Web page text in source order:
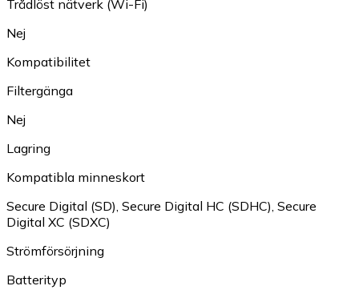
Trådlöst nätverk (Wi-Fi)
Nej
Kompatibilitet
Filtergänga
Nej
Lagring
Kompatibla minneskort
Secure Digital (SD) Secure Digital HC (SDHC) Secure
Digital XC (SDXC)
Strömförsörjning
Batterityp